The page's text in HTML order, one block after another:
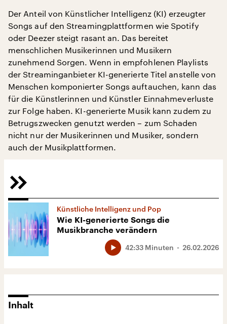
Der Anteil von Künstlicher Intelligenz (KI) erzeugter
Songs auf den Streamingplattformen wie Spotify
oder Deezer steigt rasant an. Das bereitet
menschlichen Musikerinnen und Musikern
zunehmend Sorgen. Wenn in empfohlenen Playlists
der Streaminganbieter KI-generierte Titel anstelle von
Menschen komponierter Songs auftauchen, kann das
für die Künstlerinnen und Künstler Einnahmeverluste
zur Folge haben. KI-generierte Musik kann zudem zu
Betrugszwecken genutzt werden – zum Schaden
nicht nur der Musikerinnen und Musiker, sondern
auch der Musikplattformen.
Künstliche Intelligenz und Pop
Wie KI-generierte Songs die
Musikbranche verändern
26.02.2026
42:33 Minuten
Inhalt